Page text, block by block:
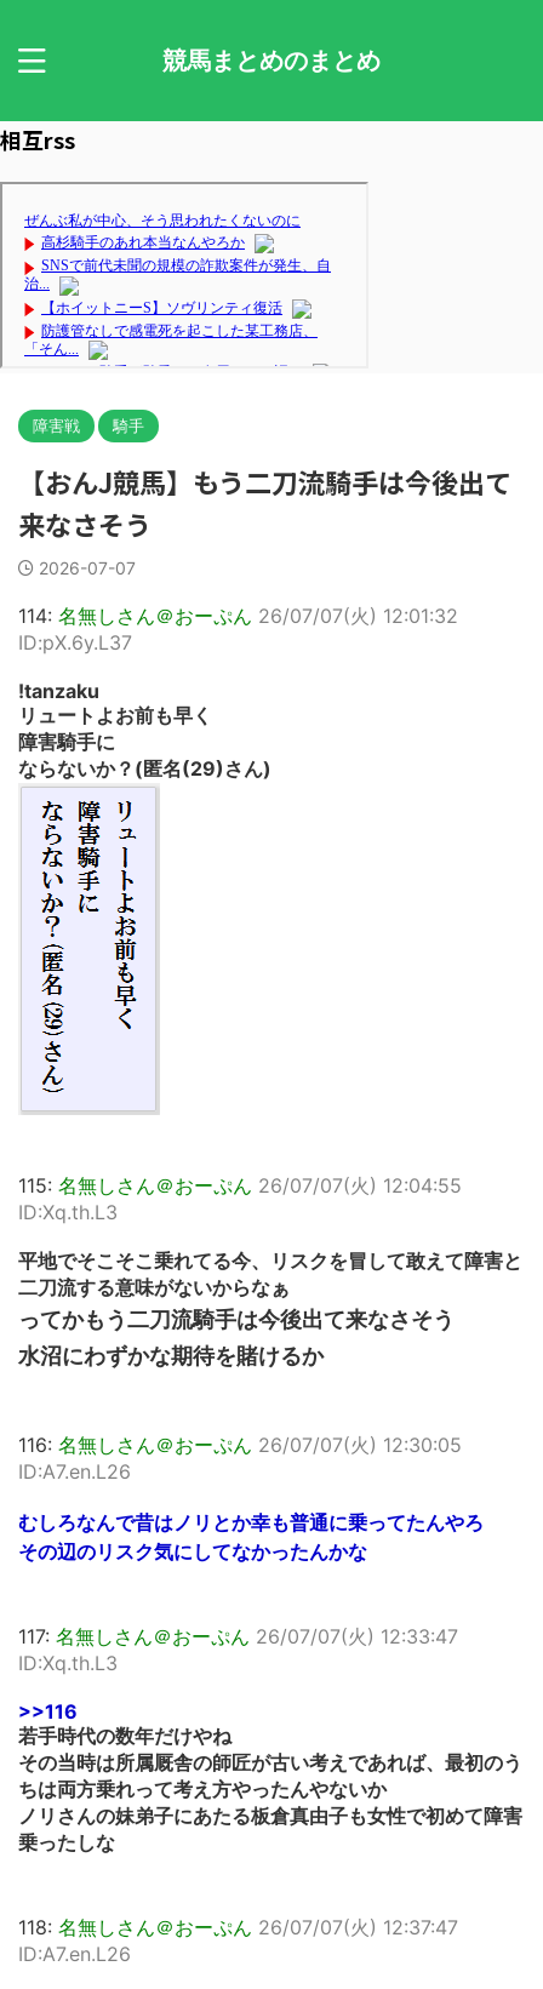
競馬まとめのまとめ
相互rss
障害戦 騎手
【おんJ競馬】もう二刀流騎手は今後出て
来なさそう
2026-07-07
114: 名無しさん＠おーぷん 26/07/07(火) 12:01:32
ID:pX.6y.L37
!tanzaku
リュートよお前も早く
障害騎手に
ならないか？(匿名(29)さん)
115: 名無しさん＠おーぷん 26/07/07(火) 12:04:55
ID:Xq.th.L3
平地でそこそこ乗れてる今、リスクを冒して敢えて障害と
二刀流する意味がないからなぁ
ってかもう二刀流騎手は今後出て来なさそう
水沼にわずかな期待を賭けるか
116: 名無しさん＠おーぷん 26/07/07(火) 12:30:05
ID:A7.en.L26
むしろなんで昔はノリとか幸も普通に乗ってたんやろ
その辺のリスク気にしてなかったんかな
117: 名無しさん＠おーぷん 26/07/07(火) 12:33:47
ID:Xq.th.L3
>>116
若手時代の数年だけやね
その当時は所属厩舎の師匠が古い考えであれば、最初のう
ちは両方乗れって考え方やったんやないか
ノリさんの妹弟子にあたる板倉真由子も女性で初めて障害
乗ったしな
118: 名無しさん＠おーぷん 26/07/07(火) 12:37:47
ID:A7.en.L26